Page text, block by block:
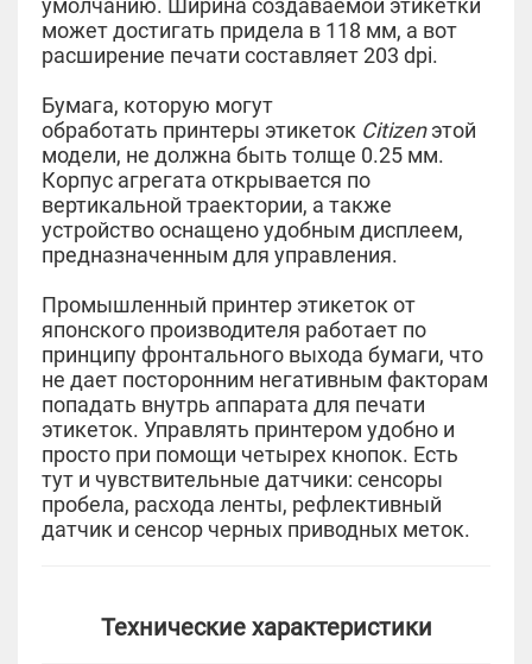
умолчанию. Ширина создаваемой этикетки
может достигать придела в 118 мм, а вот
расширение печати составляет 203 dpi.
Бумага, которую могут
обработать принтеры этикеток Сitizenэтой
модели, не должна быть толще 0.25 мм.
Корпус агрегата открывается по
вертикальной траектории, а также
устройство оснащено удобным дисплеем,
предназначенным для управления.
Промышленный принтер этикеток от
японского производителя работает по
принципу фронтального выхода бумаги, что
не дает посторонним негативным факторам
попадать внутрь аппарата для печати
этикеток. Управлять принтером удобно и
просто при помощи четырех кнопок. Есть
тут и чувствительные датчики: сенсоры
пробела, расхода ленты, рефлективный
датчик и сенсор черных приводных меток.
Технические характеристики